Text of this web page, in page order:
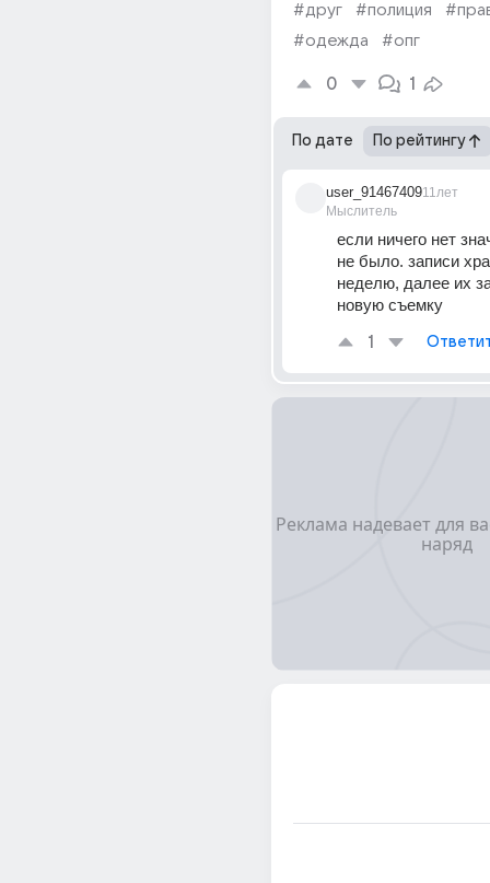
#друг
#полиция
#одежда
#опг
0 1
По дате По рейтингу
user_91467409
Мыслитель
11лет
если ничего нет
не было. записи
неделю, далее их
новую съемку
1